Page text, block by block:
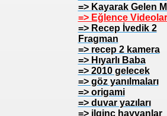
=> Kayarak Gelen
=> Eğlence
=> Recep İvedik 2
Fragman
=> recep 2 kamera
=> Hıyarlı Baba
=> 2010 gelecek
=> göz yanılmaları
=> origami
=> duvar yazıları
=> ilginç hayvanlar